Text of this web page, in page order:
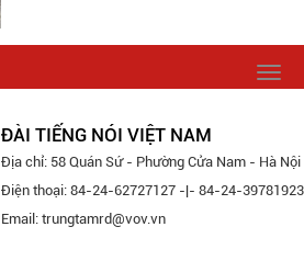
ĐÀI TIẾNG NÓI VIỆT NAM
Địa chỉ: 58 Quán Sứ - Phường Cửa Nam - Hà Nội
Điện thoại: 84-24-62727127 -|- 84-24-39781923
Email: trungtamrd@vov.vn